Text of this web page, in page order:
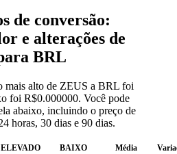
de conversão:
e alterações de
BRL
mais alto de ZEUS a BRL foi
foi R$0.000000. Você pode
abaixo, incluindo o preço de
horas, 30 dias e 90 dias.
ELEVADO BAIXO Média